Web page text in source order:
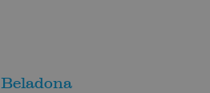
Beladona